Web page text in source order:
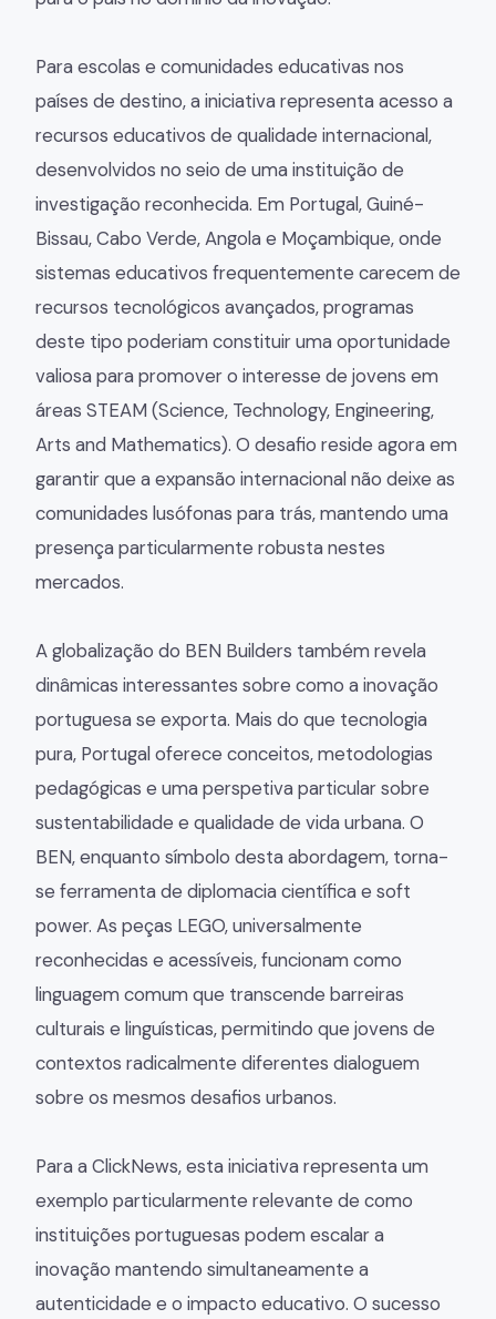
Para escolas e comunidades educativas nos
países de destino, a iniciativa representa acesso a
recursos educativos de qualidade internacional,
desenvolvidos no seio de uma instituição de
investigação reconhecida. Em Portugal, Guiné-
Bissau, Cabo Verde, Angola e Moçambique, onde
sistemas educativos frequentemente carecem de
recursos tecnológicos avançados, programas
deste tipo poderiam constituir uma oportunidade
valiosa para promover o interesse de jovens em
áreas STEAM (Science, Technology, Engineering,
Arts and Mathematics). O desafio reside agora em
garantir que a expansão internacional não deixe as
comunidades lusófonas para trás, mantendo uma
presença particularmente robusta nestes
mercados.
A globalização do BEN Builders também revela
dinâmicas interessantes sobre como a inovação
portuguesa se exporta. Mais do que tecnologia
pura, Portugal oferece conceitos, metodologias
pedagógicas e uma perspetiva particular sobre
sustentabilidade e qualidade de vida urbana. O
BEN, enquanto símbolo desta abordagem, torna-
se ferramenta de diplomacia científica e soft
power. As peças LEGO, universalmente
reconhecidas e acessíveis, funcionam como
linguagem comum que transcende barreiras
culturais e linguísticas, permitindo que jovens de
contextos radicalmente diferentes dialoguem
sobre os mesmos desafios urbanos.
Para a ClickNews, esta iniciativa representa um
exemplo particularmente relevante de como
instituições portuguesas podem escalar a
inovação mantendo simultaneamente a
autenticidade e o impacto educativo. O sucesso